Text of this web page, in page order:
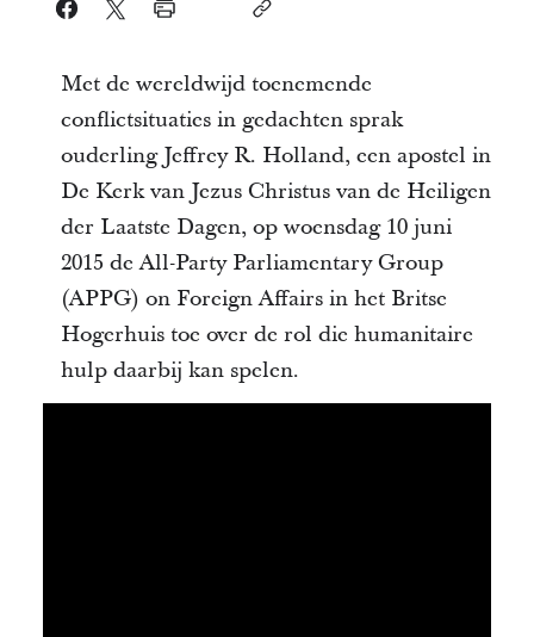
Met de wereldwijd toenemende
conflictsituaties in gedachten sprak
ouderling Jeffrey R. Holland, een apostel in
De Kerk van Jezus Christus van de Heiligen
der Laatste Dagen, op woensdag 10 juni
2015 de All-Party Parliamentary Group
(APPG) on Foreign Affairs in het Britse
Hogerhuis toe over de rol die humanitaire
hulp daarbij kan spelen.